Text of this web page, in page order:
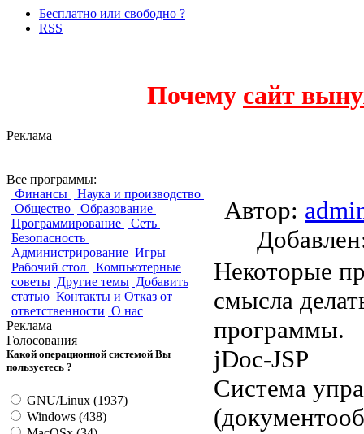
Бесплатно или свободно ?
RSS
Почему сайт
Реклама
Все программы:
Финансы
Наука и производство
Общество
Образование
Программирование
Сеть
Безопасность
Администрирование Игры
Рабочий стол
Компьютерные
советы Другие темы Добавить
статью Контакты и Отказ от
ответственности О нас
Реклама
Голосования
Какой операционной системой Вы
пользуетесь ?
GNU/Linux (1937)
Windows (438)
Автор:
Некоторые
смысла
программы.
jDoc-JSP
Система